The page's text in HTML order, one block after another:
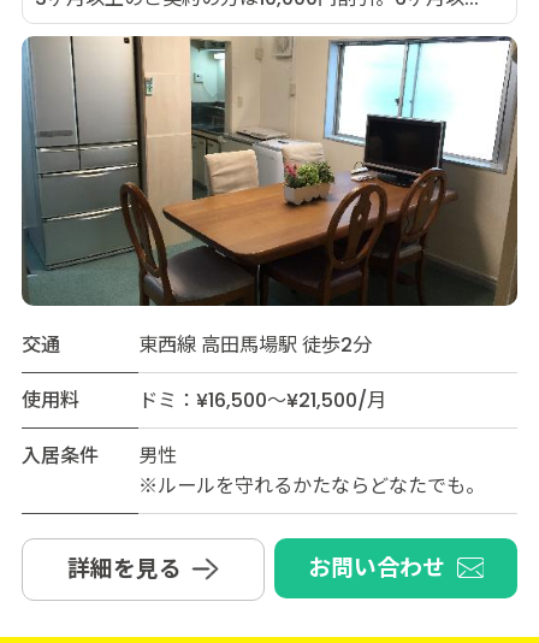
交通
東西線 高田馬場駅 徒歩2分
使用料
ドミ：¥16,500～¥21,500/月
入居条件
男性
※ルールを守れるかたならどなたでも。
詳細を見る お問い合わせ